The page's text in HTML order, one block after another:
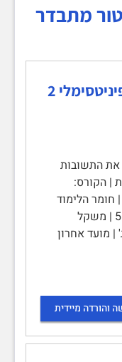
מתבדר
פתרון ממ"ן 15 חשבון אינפיניטסימלי 2
את התשובות
| הקורס:
20475 – חשבון אינפיניטסימלי 2 | חומר הלימוד
למטלה: יחידה 6 | מספר השאלות: 5 | משקל
3 נקודות | סמסטר: 2022ג' | מועד אחרון
והורדה מיידית